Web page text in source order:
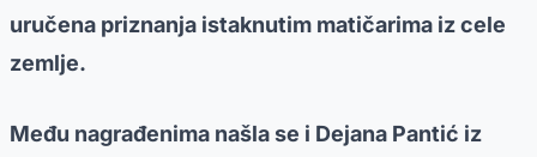
uručena priznanja istaknutim matičarima iz cele
zemlje.
Među nagrađenima našla se i Dejana Pantić iz